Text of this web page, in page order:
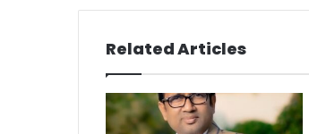
Related Articles